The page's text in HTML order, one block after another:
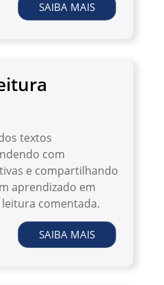
SAIBA MAIS
textos
com
e compartilhando
aprendizado em
comentada.
SAIBA MAIS